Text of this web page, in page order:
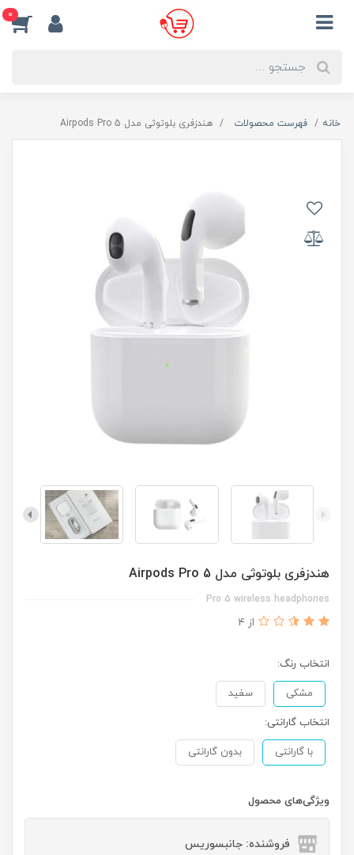
0
خانه فهرست محصولات هندزفری بلوتوثی مدل Airpods Pro 5
هندزفری بلوتوثی مدل Airpods Pro 5
Pro 5 wireless headphones
از 4
انتخاب رنگ:
مشکی سفید
انتخاب گارانتی:
با گارانتی بدون گارانتی
ویژگی‌های محصول
فروشنده: جانبسوریس